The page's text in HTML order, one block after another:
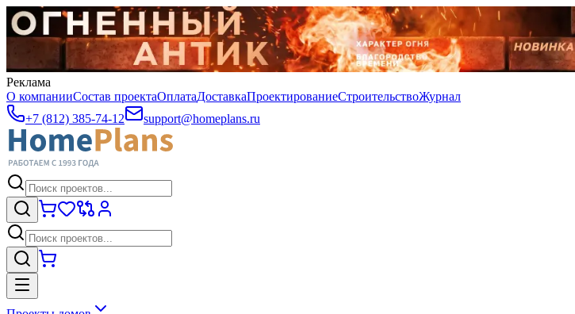
Реклама
О компанииСостав проектаОплатаДоставкаПроектированиеСтроительствоЖурнал
+7 (812) 385-74-12
support@homeplans.ru